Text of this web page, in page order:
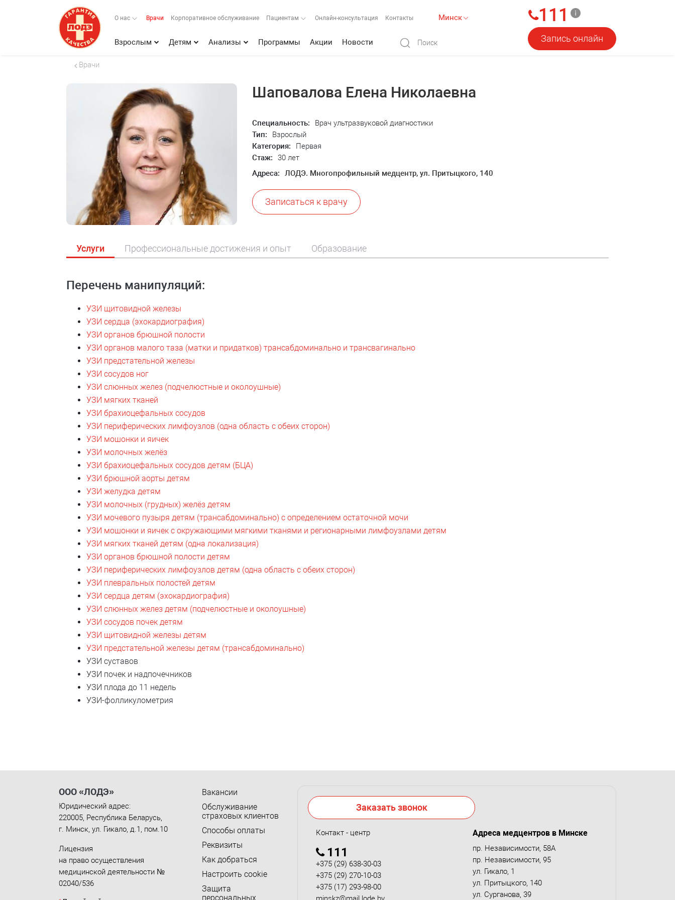
О нас Врачи Корпоративное обслуживание Пациентам Онлайн-консультация Контакты Минск
Взрослым Детям Анализы Программы Акции Новости
111
Запись онлайн
Врачи
Шаповалова Елена Николаевна
Специальность:
Врач ультразвуковой диагностики
Тип:
Взрослый
Категория:
Первая
Стаж:
30 лет
Адреса:
ЛОДЭ. Многопрофильный медцентр, ул. Притыцкого, 140
Записаться к врачу
Услуги Профессиональные достижения и опыт Образование
Перечень манипуляций:
УЗИ щитовидной железы
УЗИ сердца (эхокардиография)
УЗИ органов брюшной полости
УЗИ органов малого таза (матки и придатков) трансабдоминально и трансвагинально
УЗИ предстательной железы
УЗИ сосудов ног
УЗИ слюнных желез (подчелюстные и околоушные)
УЗИ мягких тканей
УЗИ брахиоцефальных сосудов
УЗИ периферических лимфоузлов (одна область с обеих сторон)
УЗИ мошонки и яичек
УЗИ молочных желёз
УЗИ брахиоцефальных сосудов детям (БЦА)
УЗИ брюшной аорты детям
УЗИ желудка детям
УЗИ молочных (грудных) желёз детям
УЗИ мочевого пузыря детям (трансабдоминально) с определением остаточной мочи
УЗИ мошонки и яичек с окружающими мягкими тканями и регионарными лимфоузлами детям
УЗИ мягких тканей детям (одна локализация)
УЗИ органов брюшной полости детям
УЗИ периферических лимфоузлов детям (одна область с обеих сторон)
УЗИ плевральных полостей детям
УЗИ сердца детям (эхокардиография)
УЗИ слюнных желез детям (подчелюстные и околоушные)
УЗИ сосудов почек детям
УЗИ щитовидной железы детям
УЗИ предстательной железы детям (трансабдоминально)
УЗИ суставов
УЗИ почек и надпочечников
УЗИ плода до 11 недель
УЗИ-фолликулометрия
ООО «ЛОДЭ»
Юридический адрес:
220005, Республика Беларусь,
г. Минск, ул. Гикало, д.1, пом.10
Лицензия
на право осуществления
медицинской деятельности №
02040/536
Вакансии
Обслуживание
страховых клиентов
Способы оплаты
Реквизиты
Как добраться
Настроить cookie
Защита
персональных
Заказать звонок
Контакт - центр
111
+375 (29) 638-30-03
+375 (29) 270-10-03
+375 (17) 293-98-00
Адреса медцентров в Минске
пр. Независимости, 58А
пр. Независимости, 95
ул. Гикало, 1
ул. Притыцкого, 140
ул. Сурганова, 39